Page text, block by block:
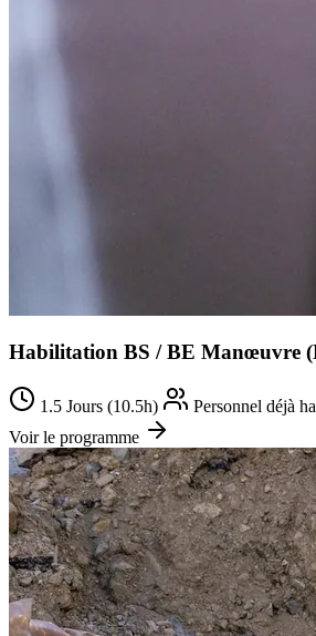
Habilitation BS / BE Manœuvre
1.5 Jours (10.5h)
Personnel déjà
Voir le programme